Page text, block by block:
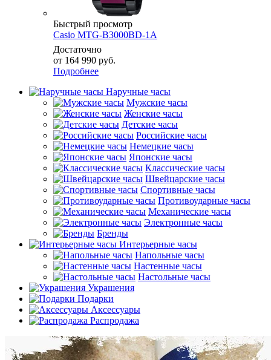
Быстрый просмотр
Casio MTG-B3000BD-1A
Достаточно
от 164 990 руб.
Подробнее
Наручные часы
Мужские часы
Женские часы
Детские часы
Российские часы
Немецкие часы
Японские часы
Классические часы
Швейцарские часы
Спортивные часы
Противоударные часы
Механические часы
Электронные часы
Бренды
Интерьерные часы
Напольные часы
Настенные часы
Настольные часы
Украшения
Подарки
Аксессуары
Распродажа